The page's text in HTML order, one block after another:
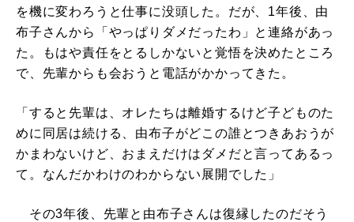
を機に変わろうと仕事に没頭した。だが、1年後、由
布子さんから「やっぱりダメだったわ」と連絡があっ
た。もはや責任をとるしかないと覚悟を決めたところ
で、先輩からも会おうと電話がかかってきた。
「すると先輩は、オレたちは離婚するけど子どものた
めに同居は続ける、由布子がどこの誰とつきあおうが
かまわないけど、おまえだけはダメだと言ってあるっ
て。なんだかわけのわからない展開でした」
その3年後、先輩と由布子さんは復縁したのだそう